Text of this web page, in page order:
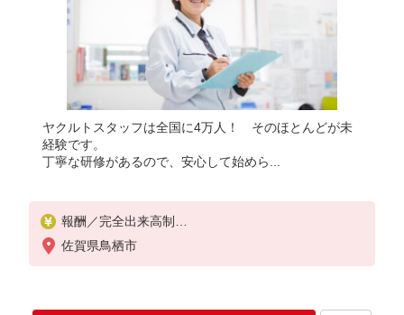
ヤクルトスタッフは全国に4万人！ そのほとんどが未
経験です。
丁寧な研修があるので、安心して始めら...
報酬／完全出来高制
月収80,000円〜/月収100,000円〜
働ける時間や環境に合わせて最大限に考慮します。
佐賀県鳥栖市